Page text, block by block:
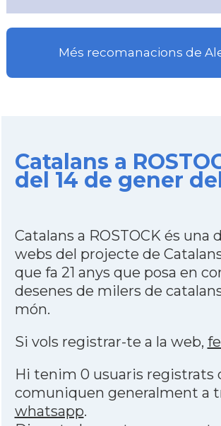
Més recomanacions de
Catalans a
del 14 de gener
Catalans a ROSTOCK és una
webs del projecte de
que fa 21 anys que posa en
desenes de milers de
món.
Si vols registrar-te a la web,
Hi tenim 0 usuaris registrats
comuniquen generalment a
whatsapp.